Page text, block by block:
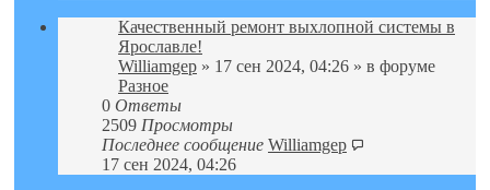
Качественный ремонт выхлопной системы в
Ярославле!
Williamgep » 17 сен 2024, 04:26 » в форуме
Разное
0 Ответы
2509 Просмотры
Последнее сообщение Williamgep
17 сен 2024, 04:26